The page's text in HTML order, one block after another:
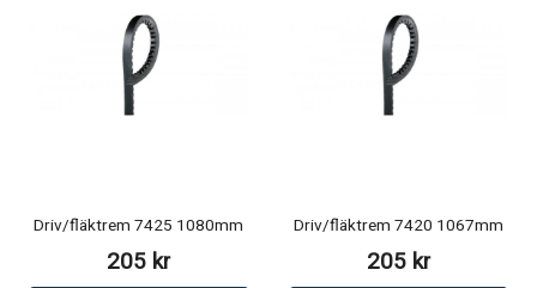
Driv/fläktrem 7425 1080mm
205 kr
Driv/fläktrem 7420 1067mm
205 kr